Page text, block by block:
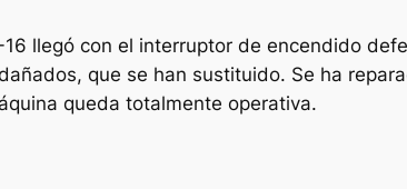
llegó con el interruptor de encendido
que se han sustituido. Se ha
queda totalmente operativa.